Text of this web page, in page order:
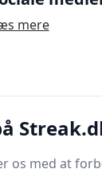
mere
os med at